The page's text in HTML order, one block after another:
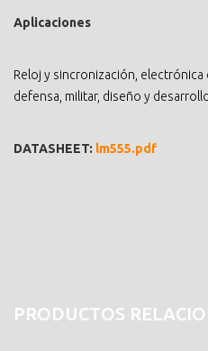
Aplicaciones
Reloj y sincronización, electrónica
defensa, militar, diseño y
DATASHEET: lm555.pdf
PRODUCTOS